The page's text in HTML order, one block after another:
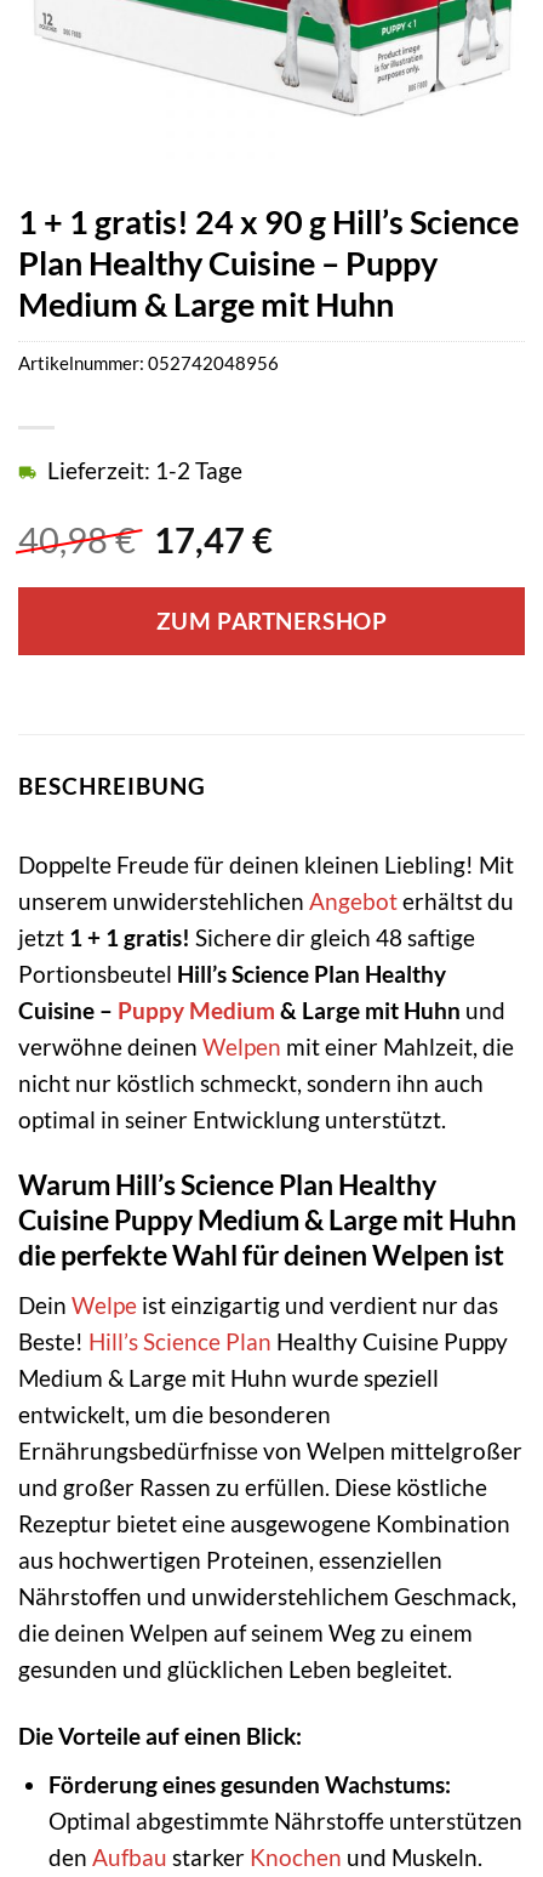
1 + 1 gratis! 24 x 90 g Hill’s Science
Plan Healthy Cuisine – Puppy
Medium & Large mit Huhn
40,98€ Ursprünglicher
war:
40,98 €
17,47 €Aktueller
ist:
17,47 €.
Lieferzeit: 1-2 Tage
ZUM PARTNERSHOP
Artikelnummer: 052742048956
BESCHREIBUNG
Doppelte Freude für deinen kleinen Liebling! Mit
unserem unwiderstehlichen Angeboterhältst du
jetzt 1 + 1 gratis! Sichere dir gleich 48 saftige
Portionsbeutel Hill’s Science Plan Healthy
Cuisine – Puppy Medium & Large mit Huhn und
verwöhne deinen Welpen mit einer Mahlzeit, die
nicht nur köstlich schmeckt, sondern ihn auch
optimal in seiner Entwicklung unterstützt.
Warum Hill’s Science Plan Healthy
Cuisine Puppy Medium & Large mit Huhn
die perfekte Wahl für deinen Welpen ist
Dein Welpe ist einzigartig und verdient nur das
Beste! Hill’s Science Plan Healthy Cuisine Puppy
Medium & Large mit Huhn wurde speziell
entwickelt, um die besonderen
Ernährungsbedürfnisse von Welpen mittelgroßer
und großer Rassen zu erfüllen. Diese köstliche
Rezeptur bietet eine ausgewogene Kombination
aus hochwertigen Proteinen, essenziellen
Nährstoffen und unwiderstehlichem Geschmack,
die deinen Welpen auf seinem Weg zu einem
gesunden und glücklichen Leben begleitet.
Die Vorteile auf einen Blick:
Förderung eines gesunden Wachstums:
Optimal abgestimmte Nährstoffe unterstützen
den Aufbau starker Knochen und Muskeln.